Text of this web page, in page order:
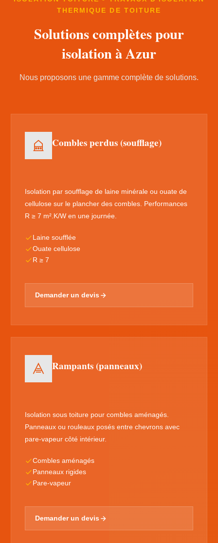
THERMIQUE DE TOITURE
Solutions complètes pour
isolation à Azur
Nous proposons une gamme complète de solutions.
Combles perdus (soufflage)
Isolation par soufflage de laine minérale ou ouate de
cellulose sur le plancher des combles. Performances
R ≥ 7 m².K/W en une journée.
Laine soufflée
Ouate cellulose
R ≥ 7
Demander un devis
Rampants (panneaux)
Isolation sous toiture pour combles aménagés.
Panneaux ou rouleaux posés entre chevrons avec
pare-vapeur côté intérieur.
Combles aménagés
Panneaux rigides
Pare-vapeur
Demander un devis